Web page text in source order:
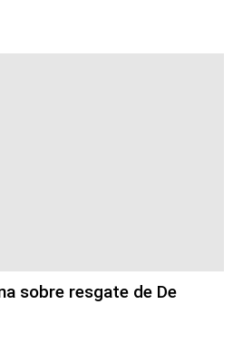
sobre resgate de De